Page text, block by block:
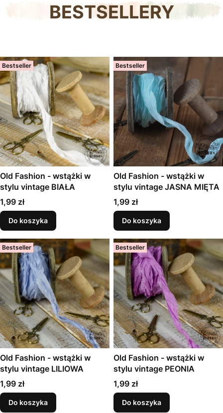
BESTSELLERY
Bestseller
Old Fashion - wstążki w
stylu vintage BIAŁA
Cena
1,99 zł
Do koszyka
Bestseller
Old Fashion - wstążki w
stylu vintage JASNA MIĘTA
Cena
1,99 zł
Do koszyka
Bestseller
Old Fashion - wstążki w
stylu vintage LILIOWA
Cena
1,99 zł
Do koszyka
Bestseller
Old Fashion - wstążki w
stylu vintage PEONIA
Cena
1,99 zł
Do koszyka